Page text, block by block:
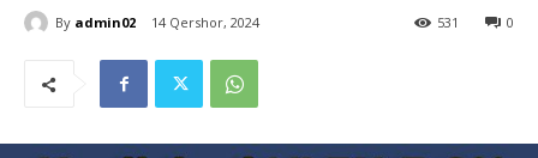
By admin02 14 Qershor, 2024 0
531